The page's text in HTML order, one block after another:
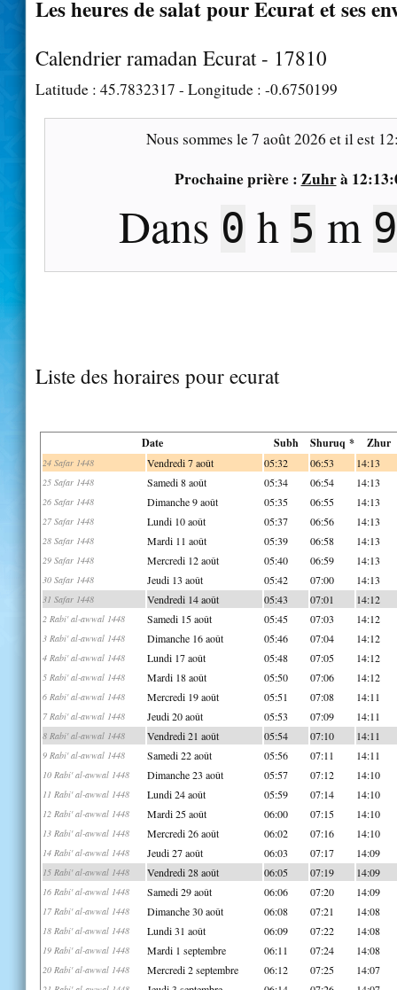
Les heures de salat pour Ecurat et ses
Calendrier ramadan Ecurat - 17810
Latitude : 45.7832317 - Longitude : -0.6750199
Nous sommes le7 août 2026 et il est
Prochaine prière : Zuhrà
Dans 0 h 5 m 8
Liste des horaires pour ecurat
Date Subh Shuruq * Zhur
24 Safar 1448 Vendredi 7 août 05:32 06:53 14:13
25 Safar 1448 Samedi 8 août 05:34 06:54 14:13
26 Safar 1448 Dimanche 9 août 05:35 06:55 14:13
27 Safar 1448 Lundi 10 août 05:37 06:56 14:13
28 Safar 1448 Mardi 11 août 05:39 06:58 14:13
29 Safar 1448 Mercredi 12 août 05:40 06:59 14:13
30 Safar 1448 Jeudi 13 août 05:42 07:00 14:13
31 Safar 1448 Vendredi 14 août 05:43 07:01 14:12
2 Rabi' al-awwal 1448 Samedi 15 août 05:45 07:03 14:12
3 Rabi' al-awwal 1448 Dimanche 16 août 05:46 07:04 14:12
4 Rabi' al-awwal 1448 Lundi 17 août 05:48 07:05 14:12
5 Rabi' al-awwal 1448 Mardi 18 août 05:50 07:06 14:12
6 Rabi' al-awwal 1448 Mercredi 19 août 05:51 07:08 14:11
7 Rabi' al-awwal 1448 Jeudi 20 août 05:53 07:09 14:11
8 Rabi' al-awwal 1448 Vendredi 21 août 05:54 07:10 14:11
9 Rabi' al-awwal 1448 Samedi 22 août 05:56 07:11 14:11
10 Rabi' al-awwal 1448 Dimanche 23 août 05:57 07:12 14:10
11 Rabi' al-awwal 1448 Lundi 24 août 05:59 07:14 14:10
12 Rabi' al-awwal 1448 Mardi 25 août 06:00 07:15 14:10
13 Rabi' al-awwal 1448 Mercredi 26 août 06:02 07:16 14:10
14 Rabi' al-awwal 1448 Jeudi 27 août 06:03 07:17 14:09
15 Rabi' al-awwal 1448 Vendredi 28 août 06:05 07:19 14:09
16 Rabi' al-awwal 1448 Samedi 29 août 06:06 07:20 14:09
17 Rabi' al-awwal 1448 Dimanche 30 août 06:08 07:21 14:08
18 Rabi' al-awwal 1448 Lundi 31 août 06:09 07:22 14:08
19 Rabi' al-awwal 1448 Mardi 1 septembre 06:11 07:24 14:08
20 Rabi' al-awwal 1448 Mercredi 2 septembre 06:12 07:25 14:07